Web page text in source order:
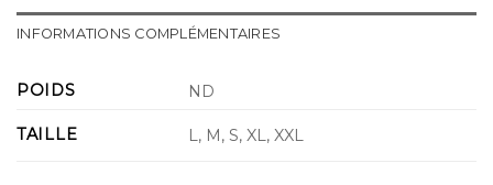
INFORMATIONS COMPLÉMENTAIRES
POIDS ND
TAILLE L, M, S, XL, XXL